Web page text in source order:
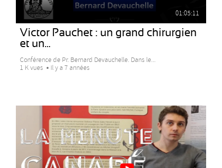
01:05:11
Victor Pauchet : un grand chirurgien
et un...
Conférence de Pr. Bernard Devauchelle. Dans le...
1 K vues
Il y a 7 années